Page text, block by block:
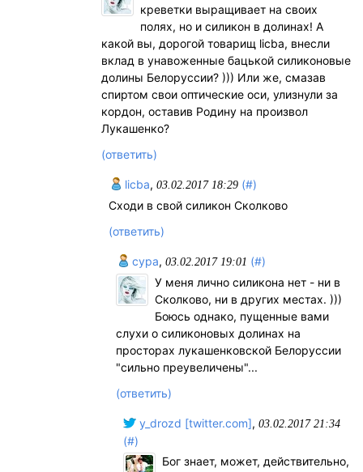
креветки выращивает на своих
полях, но и силикон в долинах! А
какой вы, дорогой товарищ licba, внесли
вклад в унавоженные бацькой силиконовые
долины Белоруссии? ))) Или же, смазав
спиртом свои оптические оси, улизнули за
кордон, оставив Родину на произвол
Лукашенко?
(ответить)
licba, 03.02.2017 18:29 (#)
Сходи в свой силикон Сколково
(ответить)
cypa, 03.02.2017 19:01 (#)
У меня лично силикона нет - ни в
Сколково, ни в других местах. )))
Боюсь однако, пущенные вами
слухи о силиконовых долинах на
просторах лукашенковской Белоруссии
"сильно преувеличены"...
(ответить)
y_drozd [twitter.com], 03.02.2017 21:34
(#)
Бог знает, может, действительно,